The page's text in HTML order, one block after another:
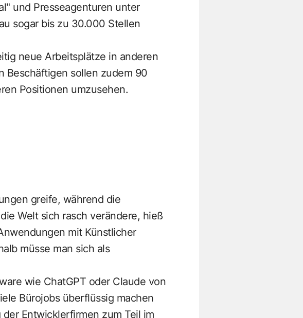
und Presseagenturen unter
sogar bis zu 30.000 Stellen
neue Arbeitsplätze in anderen
Beschäftigen sollen zudem 90
Positionen umzusehen.
greife, während die
Welt sich rasch verändere, hieß
mit Künstlicher
müsse man sich als
wie ChatGPT oder Claude von
Bürojobs überflüssig machen
Entwicklerfirmen zum Teil im